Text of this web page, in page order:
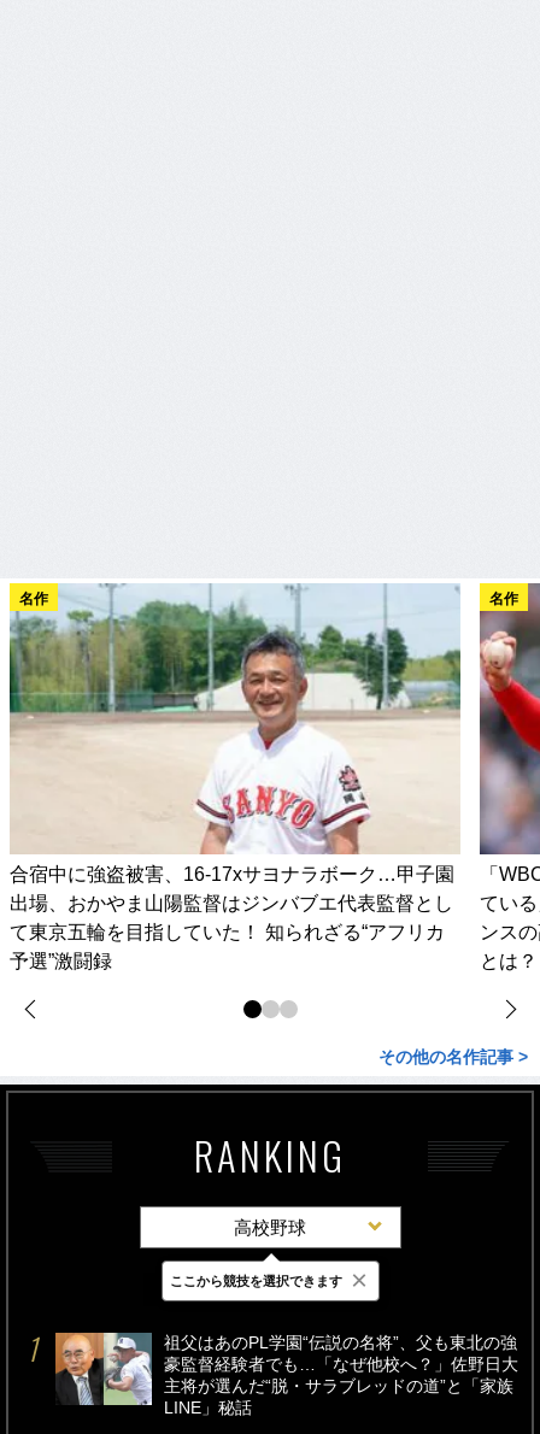
名作
合宿中に強盗被害、16-17xサヨナラボーク…甲子園
出場、おかやま山陽監督はジンバブエ代表監督とし
て東京五輪を目指していた！ 知られざる“アフリカ
予選”激闘録
名作
「
てい
ンス
とは？
その他の名作記事 >
RANKING
高校野球
最新 24時間 週間
祖父はあのPL学園“伝説の名将”、父も東北の強
豪監督経験者でも…「なぜ他校へ？」佐野日大
主将が選んだ“脱・サラブレッドの道”と「家族
LINE」秘話
ここから競技を選択できます ×